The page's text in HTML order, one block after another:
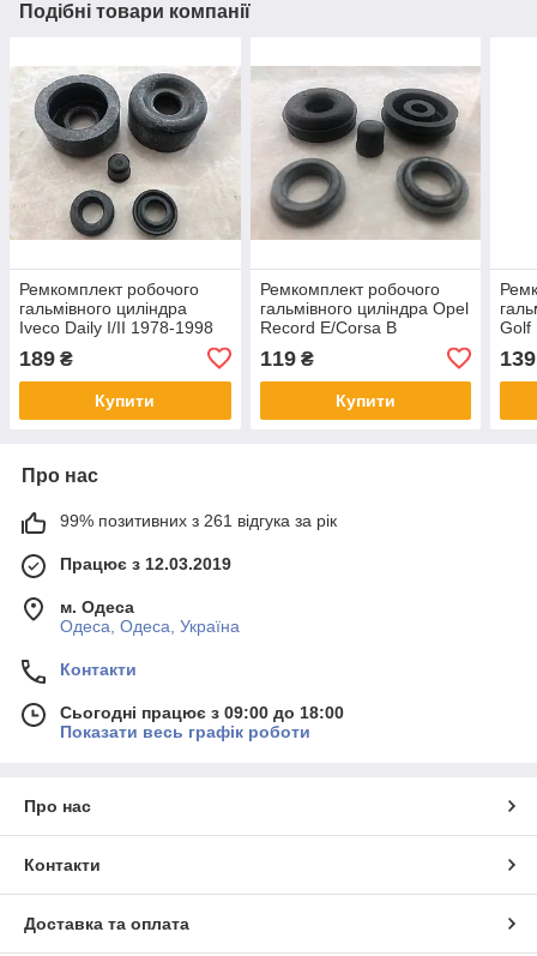
Подібні товари компанії
Ремкомплект робочого
гальмівного циліндра
Iveco Daily I/II 1978-1998
189 ₴
Купити
Ремкомплект робочого
гальмівного циліндра Opel
Record E/Corsa B
119₴
Купити
Golf
139
Про нас
99% позитивних з 261 відгука за рік
Працює з 12.03.2019
м. Одеса
Одеса, Одеса, Україна
Контакти
Сьогодні працює з 09:00 до 18:00
Показати весь графік роботи
Про нас
Контакти
Доставка та оплата